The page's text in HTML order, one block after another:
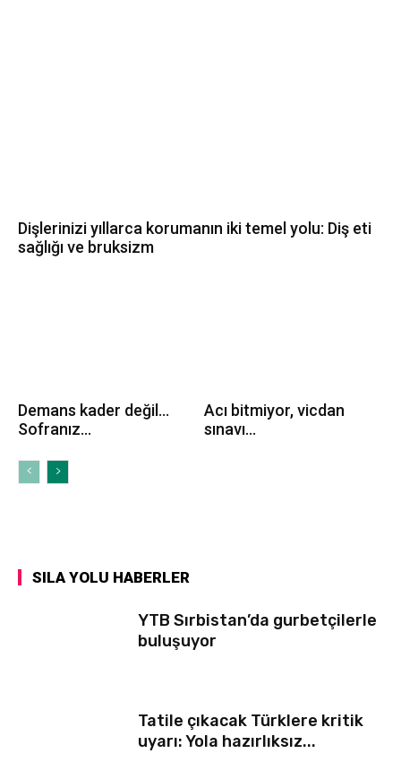
Dişlerinizi yıllarca korumanın iki temel yolu: Diş eti
sağlığı ve bruksizm
Demans kader değil…
Sofranız...
Acı bitmiyor, vicdan
sınavı...
SILA YOLU HABERLER
YTB Sırbistan’da gurbetçilerle
buluşuyor
Tatile çıkacak Türklere kritik
uyarı: Yola hazırlıksız...